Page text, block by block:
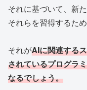
それに基づいて、新
それらを習得するた
それがAIに関連する
されているプログラ
なるでしょう。